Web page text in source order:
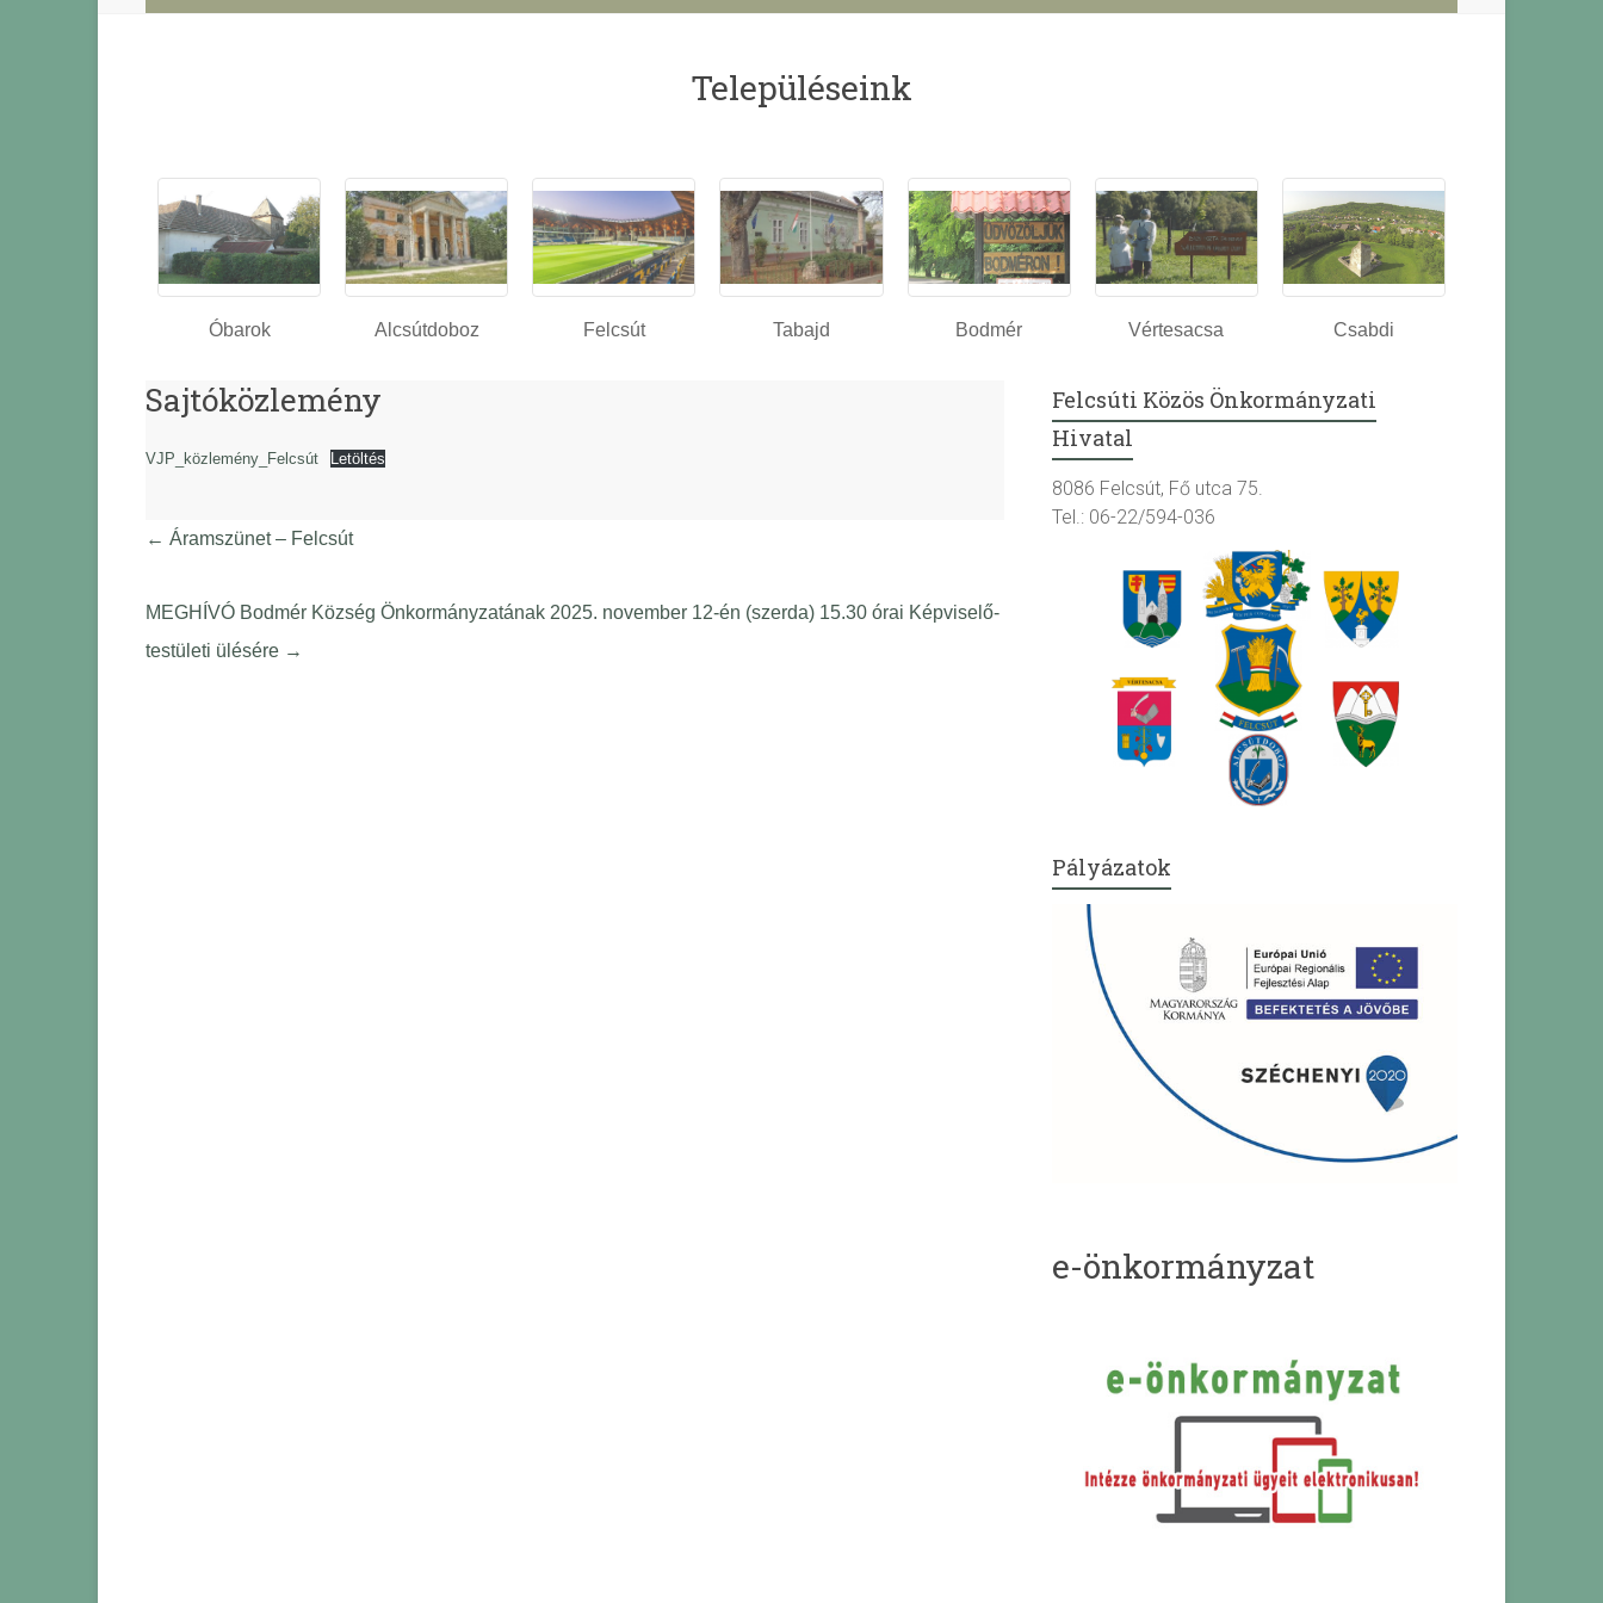
Településeink
Óbarok Alcsútdoboz Felcsút Tabajd Bodmér Vértesacsa Csabdi
Sajtóközlemény
VJP_közlemény_Felcsút Letöltés
← Áramszünet – Felcsút
MEGHÍVÓ Bodmér Község Önkormányzatának 2025. november 12-én (szerda) 15.30 órai Képviselő-
testületi ülésére →
Felcsúti Közös Önkormányzati
Hivatal
8086 Felcsút, Fő utca 75.
Tel.: 06-22/594-036
Pályázatok
e-önkormányzat